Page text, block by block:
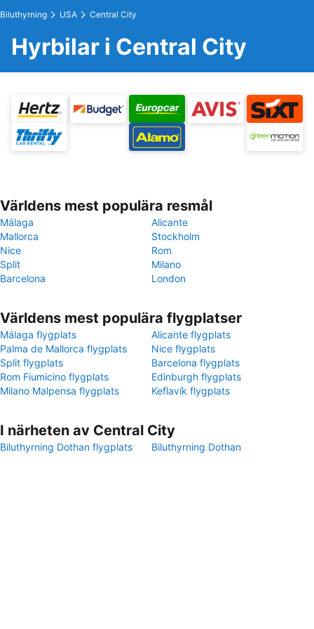
Biluthyrning USA Central City
Hyrbilar i Central City
Världens mest populära resmål
Málaga
Alicante
Mallorca
Stockholm
Nice
Rom
Split
Milano
Barcelona
London
Världens mest populära flygplatser
Málaga flygplats
Alicante flygplats
Palma de Mallorca flygplats
Nice flygplats
Split flygplats
Barcelona flygplats
Rom Fiumicino flygplats
Edinburgh flygplats
Milano Malpensa flygplats
Keflavík flygplats
I närheten av Central City
Biluthyrning Dothan flygplats Biluthyrning Dothan